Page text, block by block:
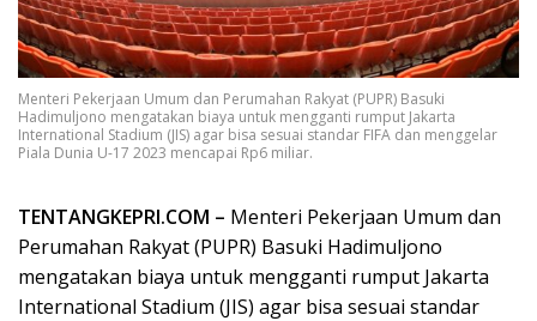
Menteri Pekerjaan Umum dan Perumahan Rakyat (PUPR) Basuki
Hadimuljono mengatakan biaya untuk mengganti rumput Jakarta
International Stadium (JIS) agar bisa sesuai standar FIFA dan menggelar
Piala Dunia U-17 2023 mencapai Rp6 miliar.
TENTANGKEPRI.COM – Menteri Pekerjaan Umum dan
Perumahan Rakyat (PUPR) Basuki Hadimuljono
mengatakan biaya untuk mengganti rumput Jakarta
International Stadium (JIS) agar bisa sesuai standar